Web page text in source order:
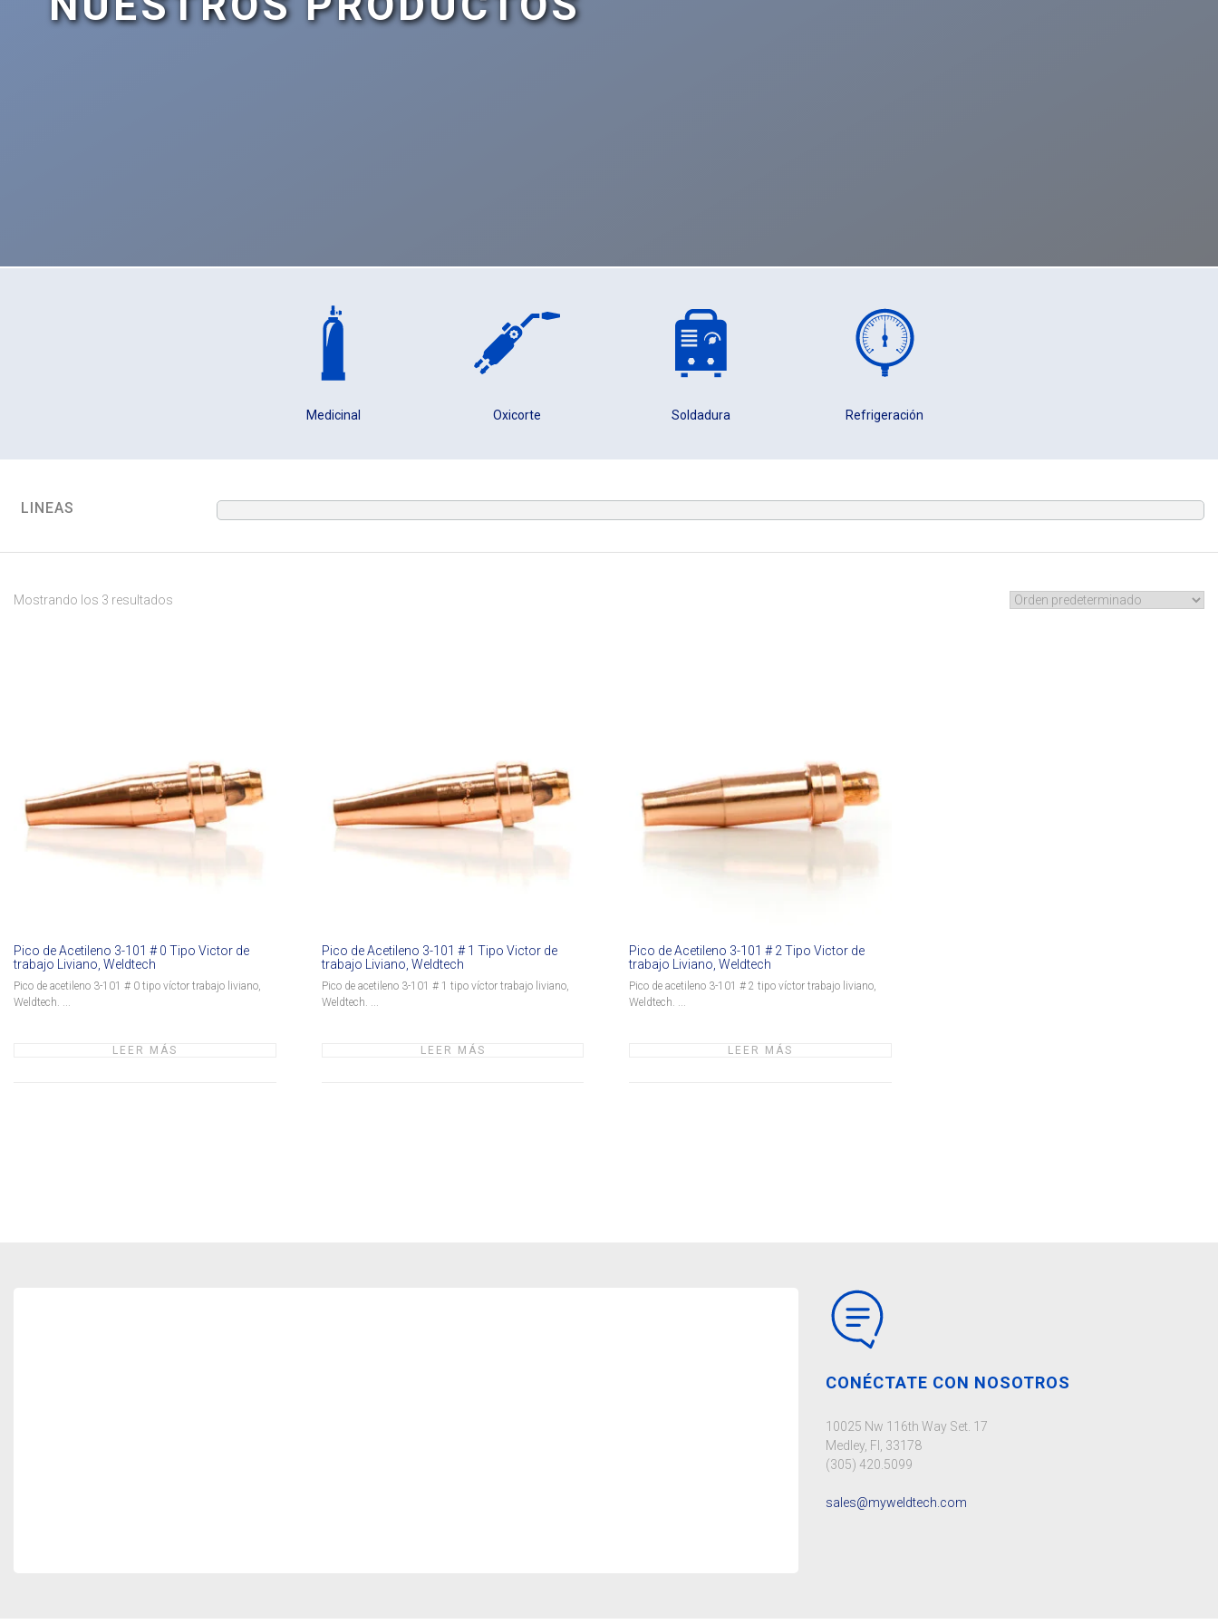
Medicinal Oxicorte Soldadura Refrigeración
LINEAS
Mostrando los 3 resultados
Pico de Acetileno 3-101 # 0 Tipo Victor de
trabajo Liviano, Weldtech
Pico de acetileno 3-101 # 0 tipo víctor trabajo liviano,
Weldtech. ...
LEER MÁS
Pico de Acetileno 3-101 # 1 Tipo Victor de
trabajo Liviano, Weldtech
Pico de acetileno 3-101 # 1 tipo víctor trabajo liviano,
Weldtech. ...
LEER MÁS
Pico de Acetileno 3-101 # 2 Tipo Victor de
trabajo Liviano, Weldtech
Pico de acetileno 3-101 # 2 tipo víctor trabajo liviano,
Weldtech. ...
LEER MÁS
CONÉCTATE CON NOSOTROS
10025 Nw 116th Way Set. 17
Medley, Fl, 33178
(305) 420.5099
sales@myweldtech.com